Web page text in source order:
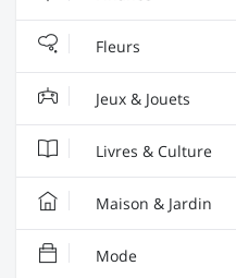
Fleurs
Jeux & Jouets
Livres & Culture
Maison & Jardin
Mode